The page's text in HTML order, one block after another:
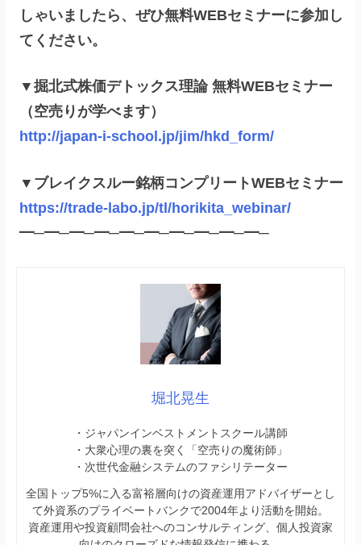
しゃいましたら、ぜひ無料WEBセミナーに参加し
てください。
▼掘北式株価デトックス理論 無料WEBセミナー
（空売りが学べます）
http://japan-i-school.jp/jim/hkd_form/
▼ブレイクスルー銘柄コンプリートWEBセミナー
https://trade-labo.jp/tl/horikita_webinar/
━─━─━─━─━─━─━─━─━─━─
堀北晃生
・ジャパンインベストメントスクール講師
・大衆心理の裏を突く「空売りの魔術師」
・次世代金融システムのファシリテーター
全国トップ5%に入る富裕層向けの資産運用アドバイザーとし
て外資系のプライベートバンクで2004年より活動を開始。
資産運用や投資顧問会社へのコンサルティング、個人投資家